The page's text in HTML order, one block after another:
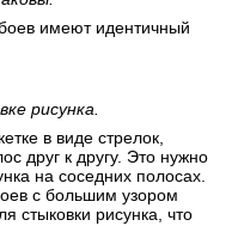
имеют идентичный
рисунка.
в виде стрелок,
друг к другу. Это нужно
на соседних полосах.
с большим узором
стыковки рисунка, что